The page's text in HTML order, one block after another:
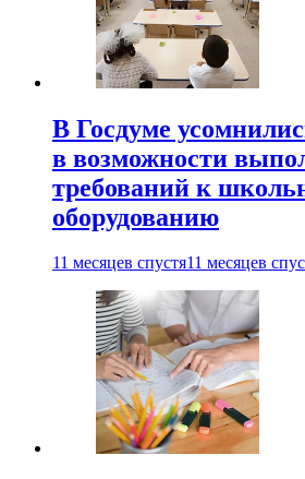
В Госдуме
в возможности
требований к
оборудованию
11 месяцев спустя11 месяцев